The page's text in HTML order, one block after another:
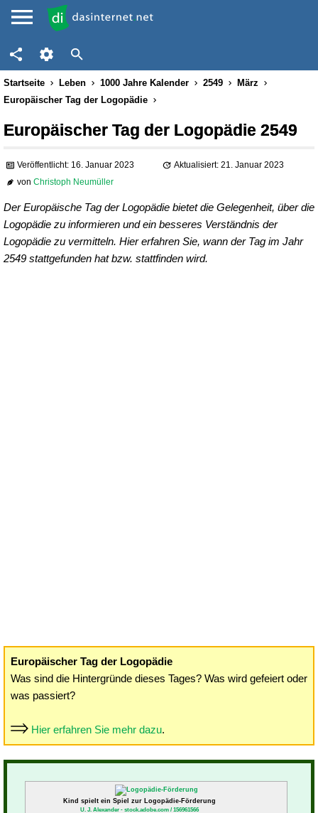
Startseite Leben 1000 Jahre Kalender 2549
März
Europäischer Tag der Logopädie
Europäischer Tag der Logopädie 2549
Veröffentlicht: 16. Januar 2023
Aktualisiert: 21. Januar 2023
vonChristoph Neumüller
Der Europäische Tag der Logopädie bietet die Gelegenheit, über die
Logopädie zu informieren und ein besseres Verständnis der
Logopädie zu vermitteln. Hier erfahren Sie, wann der Tag im Jahr
2549 stattgefunden hat bzw. stattfinden wird.
Europäischer Tag der Logopädie
Was sind die Hintergründe dieses Tages? Was wird gefeiert oder
was passiert?
Hier erfahren Sie mehr dazu.
Kind spielt ein Spiel zur Logopädie-Förderung
U. J. Alexander - stock.adobe.com / 156961566